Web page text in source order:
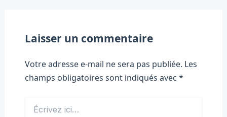
Laisser un commentaire
Votre adresse e-mail ne sera pas publiée. Les
champs obligatoires sont indiqués avec *
ici…